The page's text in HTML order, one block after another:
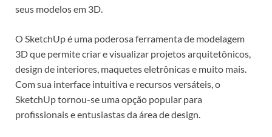
seus modelos em 3D.
O SketchUp é uma poderosa ferramenta de modelagem
3D que permite criar e visualizar projetos arquitetônicos,
design de interiores, maquetes eletrônicas e muito mais.
Com sua interface intuitiva e recursos versáteis, o
SketchUp tornou-se uma opção popular para
profissionais e entusiastas da área de design.